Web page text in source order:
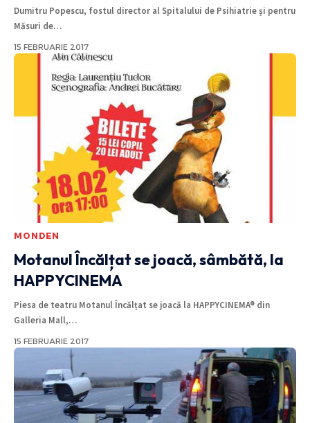
Dumitru Popescu, fostul director al Spitalului de Psihiatrie și pentru
Măsuri de…
15 FEBRUARIE 2017
MONDEN
Motanul Încălțat se joacă, sâmbătă, la
HAPPYCINEMA
Piesa de teatru Motanul Încălțat se joacă la HAPPYCINEMA® din
Galleria Mall,…
15 FEBRUARIE 2017